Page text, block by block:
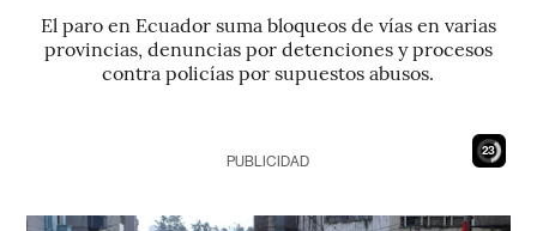
El paro en Ecuador suma bloqueos de vías en varias
provincias, denuncias por detenciones y procesos
contra policías por supuestos abusos.
21
PUBLICIDAD